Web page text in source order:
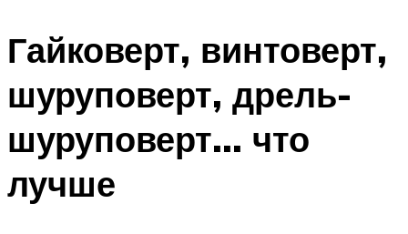
Гайковерт, винтоверт,
шуруповерт, дрель-
шуруповерт… что
лучше